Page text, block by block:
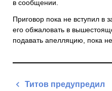
в сообщении.
Приговор пока не вступил в
его обжаловать в
подавать апелляцию, пока
Навигация
Титов предупредил